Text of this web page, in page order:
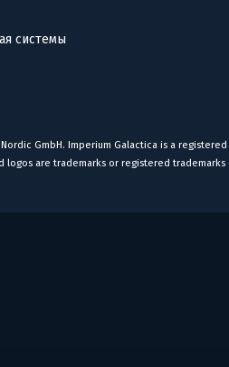
системы
GmbH. Imperium Galactica is a
logos are trademarks or registered